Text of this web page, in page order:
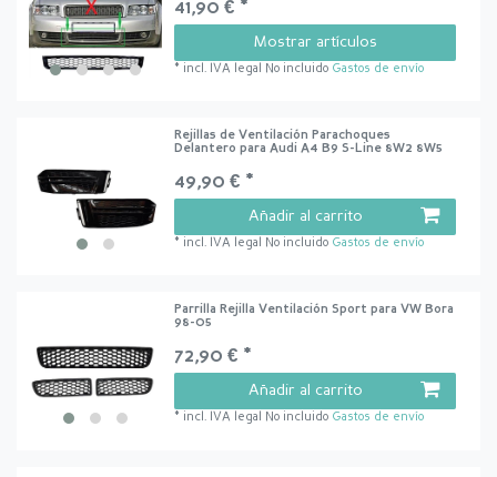
41,90 € *
Mostrar artículos
* incl. IVA legal No incluido Gastos de envío
Rejillas de Ventilación Parachoques
Delantero para Audi A4 B9 S-Line 8W2 8W5
49,90 € *
Añadir al carrito
* incl. IVA legal No incluido Gastos de envío
Parrilla Rejilla Ventilación Sport para VW Bora
98-05
72,90 € *
Añadir al carrito
* incl. IVA legal No incluido Gastos de envío